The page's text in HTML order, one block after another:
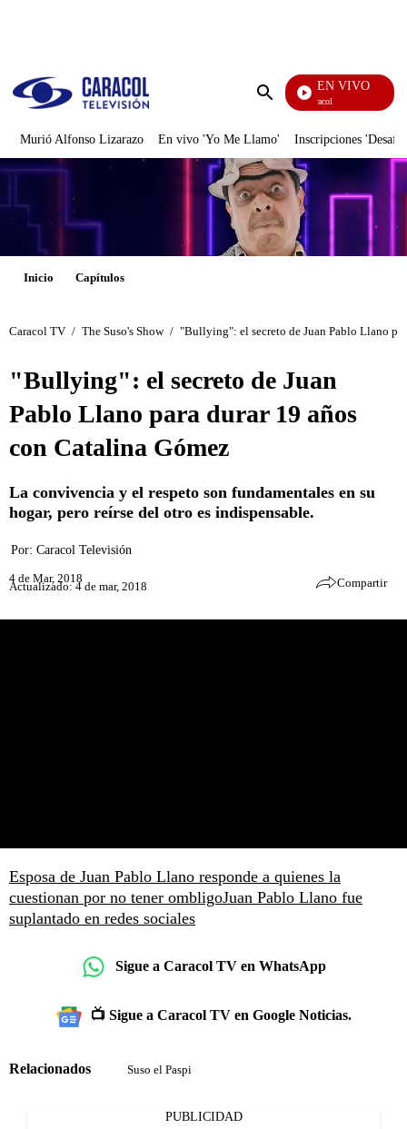
Enviar
EN VIVO
Noticias Caracol
Murió Alfonso Lizarazo En vivo 'Yo Me Llamo' Inscripciones
Inicio Capítulos
Caracol TV / The Suso's Show / "Bullying": el secreto de Juan Pablo Llano
"Bullying": el secreto de Juan
Pablo Llano para durar 19 años
con Catalina Gómez
La convivencia y el respeto son fundamentales en su
hogar, pero reírse del otro es indispensable.
Por: Caracol Televisión
4 de Mar, 2018
Actualizado: 4 de mar, 2018 Compartir
Esposa de Juan Pablo Llano responde a quienes la
cuestionan por no tener ombligoJuan Pablo Llano fue
suplantado en redes sociales
Sigue a Caracol TV en WhatsApp
📺 Sigue a Caracol TV en Google Noticias.
Relacionados Suso el Paspi
PUBLICIDAD